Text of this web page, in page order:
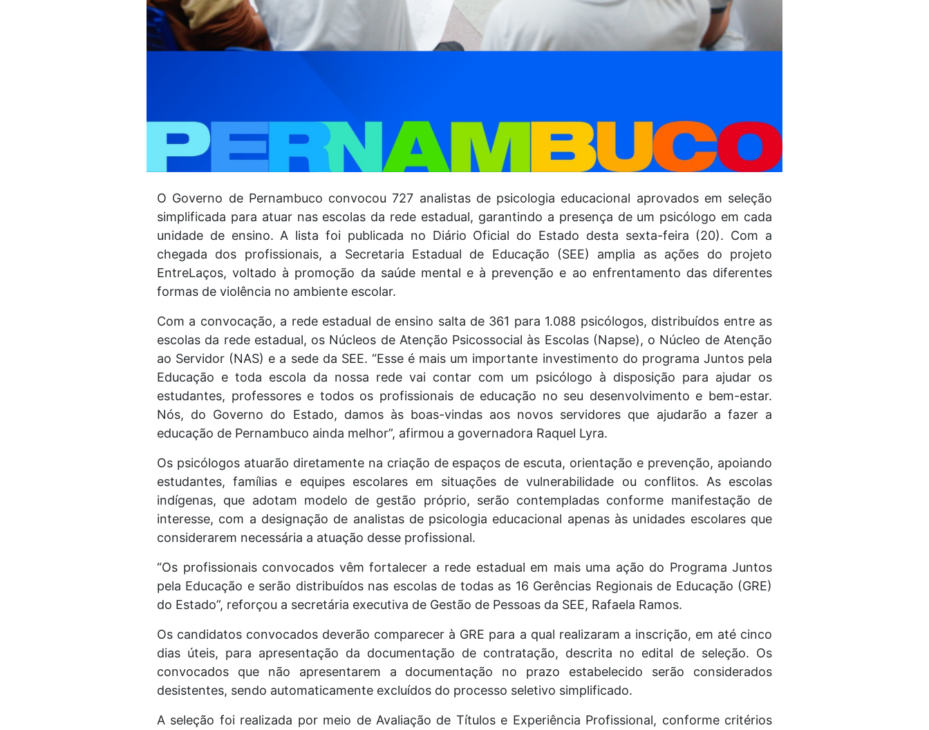
O Governo de Pernambuco convocou 727 analistas de psicologia educacional aprovados em seleção
simplificada para atuar nas escolas da rede estadual, garantindo a presença de um psicólogo em cada
unidade de ensino. A lista foi publicada no Diário Oficial do Estado desta sexta-feira (20). Com a
chegada dos profissionais, a Secretaria Estadual de Educação (SEE) amplia as ações do projeto
EntreLaços, voltado à promoção da saúde mental e à prevenção e ao enfrentamento das diferentes
formas de violência no ambiente escolar.
Com a convocação, a rede estadual de ensino salta de 361 para 1.088 psicólogos, distribuídos entre as
escolas da rede estadual, os Núcleos de Atenção Psicossocial às Escolas (Napse), o Núcleo de Atenção
ao Servidor (NAS) e a sede da SEE. “Esse é mais um importante investimento do programa Juntos pela
Educação e toda escola da nossa rede vai contar com um psicólogo à disposição para ajudar os
estudantes, professores e todos os profissionais de educação no seu desenvolvimento e bem-estar.
Nós, do Governo do Estado, damos às boas-vindas aos novos servidores que ajudarão a fazer a
educação de Pernambuco ainda melhor”, afirmou a governadora Raquel Lyra.
Os psicólogos atuarão diretamente na criação de espaços de escuta, orientação e prevenção, apoiando
estudantes, famílias e equipes escolares em situações de vulnerabilidade ou conflitos. As escolas
indígenas, que adotam modelo de gestão próprio, serão contempladas conforme manifestação de
interesse, com a designação de analistas de psicologia educacional apenas às unidades escolares que
considerarem necessária a atuação desse profissional.
“Os profissionais convocados vêm fortalecer a rede estadual em mais uma ação do Programa Juntos
pela Educação e serão distribuídos nas escolas de todas as 16 Gerências Regionais de Educação (GRE)
do Estado”, reforçou a secretária executiva de Gestão de Pessoas da SEE, Rafaela Ramos.
Os candidatos convocados deverão comparecer à GRE para a qual realizaram a inscrição, em até cinco
dias úteis, para apresentação da documentação de contratação, descrita no edital de seleção. Os
convocados que não apresentarem a documentação no prazo estabelecido serão considerados
desistentes, sendo automaticamente excluídos do processo seletivo simplificado.
A seleção foi realizada por meio de Avaliação de Títulos e Experiência Profissional, conforme critérios